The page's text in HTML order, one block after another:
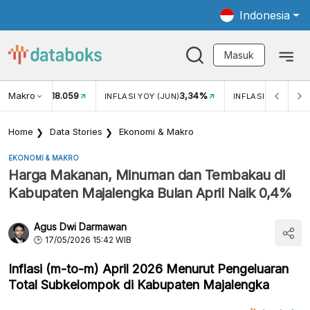
Indonesia
Masuk
Makro
USD/IDR 18.059 INFLASI YOY (JUN)3,34% INFLASI MOM
Home Data Stories Ekonomi & Makro
EKONOMI & MAKRO
Harga Makanan, Minuman dan Tembakau di
Kabupaten Majalengka Bulan April Naik 0,4%
Agus Dwi Darmawan
17/05/2026 15:42 WIB
Inflasi (m-to-m) April 2026 Menurut Pengeluaran
Total Subkelompok di Kabupaten Majalengka